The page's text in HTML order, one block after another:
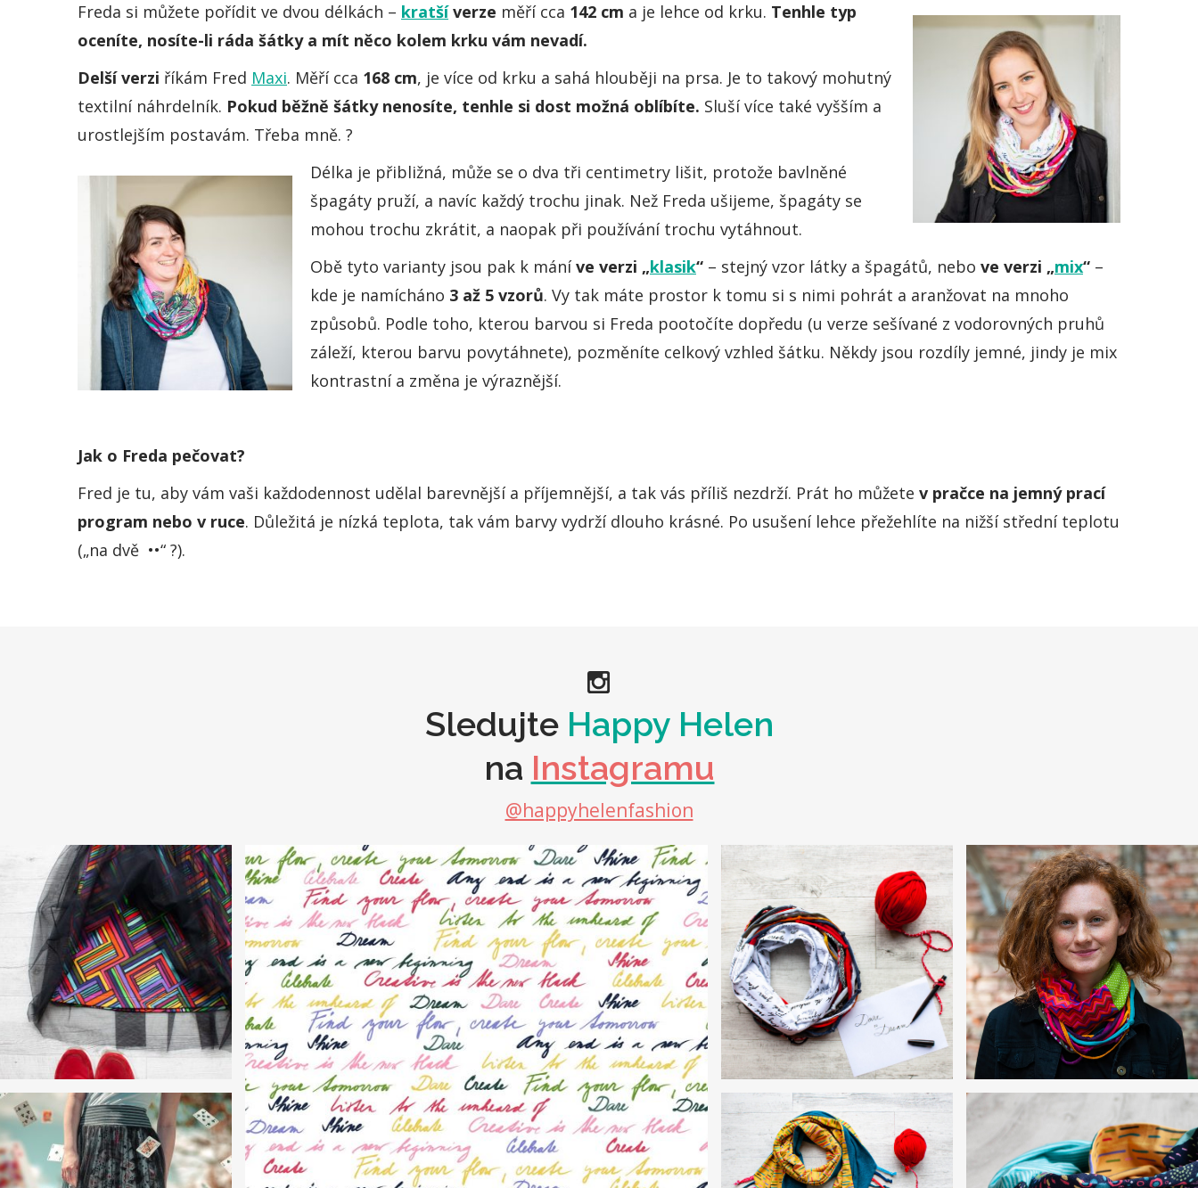
Freda si můžete pořídit ve dvou délkách – kratšíverze měří cca 142 cm a je lehce od krku. Tenhle typ
oceníte, nosíte-li ráda šátky a mít něco kolem krku vám nevadí.
Delší verzi říkám Fred Maxi. Měří cca 168 cm, je více od krku a sahá hlouběji na prsa. Je to takový mohutný
textilní náhrdelník. Pokud běžně šátky nenosíte, tenhle si dost možná oblíbíte. Sluší více také vyšším a
urostlejším postavám. Třeba mně. ?
Délka je přibližná, může se o dva tři centimetry lišit, protože bavlněné
špagáty pruží, a navíc každý trochu jinak. Než Freda ušijeme, špagáty se
mohou trochu zkrátit, a naopak při používání trochu vytáhnout.
Obě tyto varianty jsou pak k máníve verzi „klasik“ – stejný vzor látky a špagátů, nebo ve verzi „mix“ –
kde je namícháno 3 až 5 vzorů. Vy tak máte prostor k tomu si s nimi pohrát a aranžovat na mnoho
způsobů. Podle toho, kterou barvou si Freda pootočíte dopředu (u verze sešívané z vodorovných pruhů
záleží, kterou barvu povytáhnete), pozměníte celkový vzhled šátku. Někdy jsou rozdíly jemné, jindy je mix
kontrastní a změna je výraznější.
Jak o Freda pečovat?
Fred je tu, aby vám vaši každodennost udělal barevnější a příjemnější, a tak vás příliš nezdrží. Prát ho můžete v pračce na jemný prací
program nebo v ruce. Důležitá je nízká teplota, tak vám barvy vydrží dlouho krásné. Po usušení lehce přežehlíte na nižší střední teplotu
(„na dvě ••“ ?).
Sledujte Happy Helen
na Instagramu
@happyhelenfashion